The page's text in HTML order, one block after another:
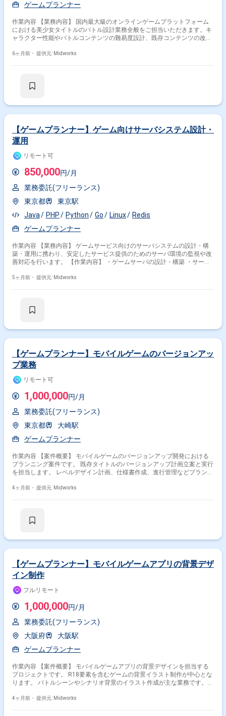
ゲームプランナー
作業内容 【業務内容】 国内最大級のオンラインゲームプラットフォーム
における美少女タイトルのバトル設計業務全般をご担当いただきます。キ
ャラクター性能やバトルコンテンツの難易度設計、既存コンテンツの改
す。アダルトコンテンツに一部触れる業務があります。 【作業内容】 ・
（理由によってはリモート勤務が一部認められる可能性あり）
6ヶ月前・ 提供元: Midworks
【ゲームプランナー】ゲーム向けサーバシステム設計・
運用
リモート可
850,000円/月
業務委託(フリーランス)
東京都
東京駅
Java
PHP Python Go Linux
Redis
ゲームプランナー
作業内容 【業務内容】 ゲームサービス向けのサーバシステムの設計・構
築・運用に携わり、安定したサービス提供のためのサーバ環境の監視や改
善対応を行います。 【作業内容】 ・ゲームサーバの設計・構築 ・サーバ
5ヶ月前・ 提供元: Midworks
【ゲームプランナー】モバイルゲームのバージョンアッ
プ業務
リモート可
1,000,000円/月
業務委託(フリーランス)
東京都
大崎駅
ゲームプランナー
作業内容 【案件概要】 モバイルゲームのバージョンアップ開発における
プランニング案件です。 既存タイトルのバージョンアップ計画立案と実行
を担当します。 レベルデザイン計画、仕様書作成、進行管理などプランニ
携によるプロジェクト推進が重要です。 【作業内容】 ・バージョンアッ
4ヶ月前・ 提供元: Midworks
【ゲームプランナー】モバイルゲームアプリの背景デザ
イン制作
フルリモート
1,000,000円/月
業務委託(フリーランス)
大阪府
大阪駅
ゲームプランナー
作業内容 【案件概要】 モバイルゲームアプリの背景デザインを担当する
プロジェクトです。 R18要素を含むゲームの背景イラスト制作が中心とな
ります。 バトルシーンやシナリオ背景のイラスト作成が主な業務です。
在住者はフルリモートでの勤務が可能です。 【作業内容】 ・ゲーム内背
4ヶ月前・ 提供元: Midworks